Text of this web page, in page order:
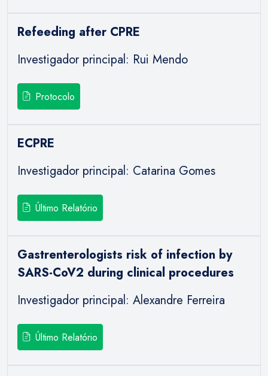
Refeeding after CPRE
Investigador principal: Rui Mendo
Protocolo
ECPRE
Investigador principal: Catarina Gomes
Último Relatório
Gastrenterologists risk of infection by
SARS-CoV2 during clinical procedures
Investigador principal: Alexandre Ferreira
Último Relatório